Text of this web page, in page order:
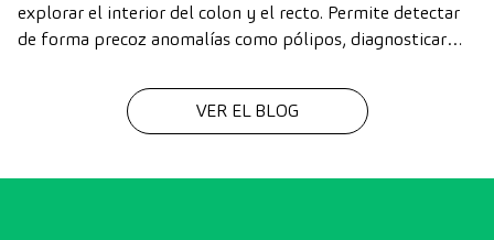
explorar el interior del colon y el recto. Permite detectar
de forma precoz anomalías como pólipos, diagnosticar
VER EL BLOG